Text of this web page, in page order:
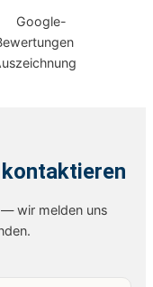
kontaktieren
wir melden uns